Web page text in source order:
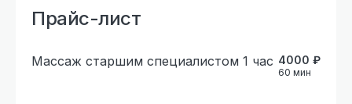
Прайс-лист
Массаж старшим специалистом 1 час
60 мин
4000 ₽